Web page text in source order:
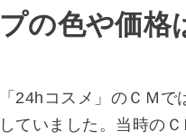
プの色や価格
「24hコスメ」のＣＭ
していました。当時の